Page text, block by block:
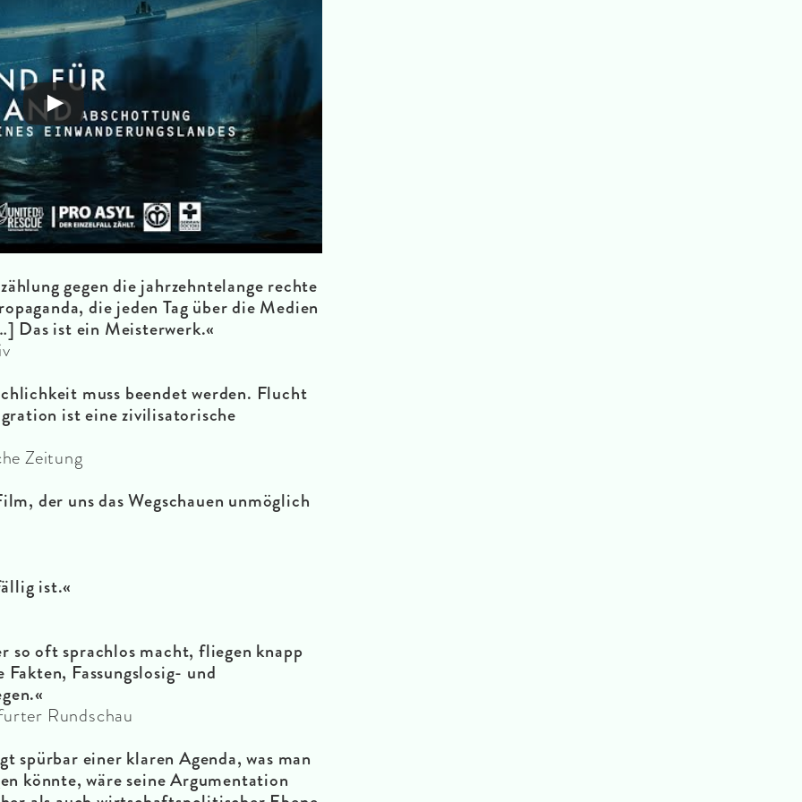
gegen die jahrzehntelange rechte
die jeden Tag über die Medien
Das ist ein Meisterwerk.«
muss beendet werden. Flucht
ist eine zivilisatorische
Zeitung
der uns das Wegschauen unmöglich
ist.«
so oft sprachlos macht, fliegen knapp
Fassungslosig- und
Rundschau
spürbar einer klaren Agenda, was man
könnte, wäre seine Argumentation